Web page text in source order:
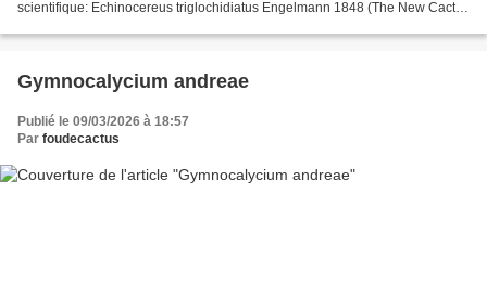
scientifique: Echinocereus triglochidiatus Engelmann 1848 (The New Cactus
Gymnocalycium andreae
Publié le 09/03/2026 à 18:57
Par foudecactus